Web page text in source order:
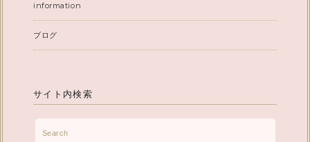
information
ブログ
サイト内検索